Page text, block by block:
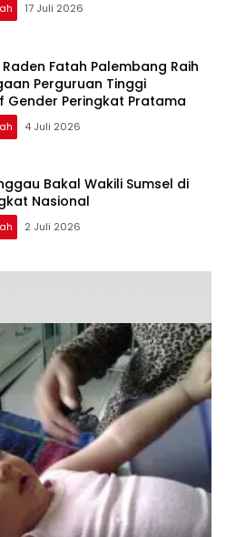
17 Juli 2026
Raden Fatah Palembang Raih
Perguruan Tinggi
Gender Peringkat Pratama
4 Juli 2026
Bakal Wakili Sumsel di
Nasional
2 Juli 2026